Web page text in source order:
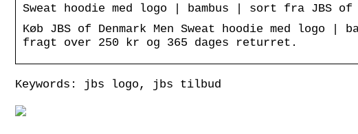
Sweat hoodie med logo | bambus | sort fra JBS of
Køb JBS of Denmark Men Sweat hoodie med logo
fragt over 250 kr og 365 dages returret.
Keywords: jbs logo, jbs tilbud